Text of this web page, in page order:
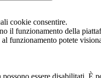
cookie consentire.
il funzionamento della
funzionamento potete